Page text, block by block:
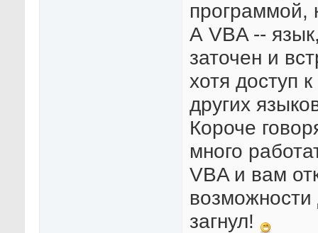
программой,
А VBA --
заточен и
хотя доступ
других
Короче
много
VBA и вам
загнул!